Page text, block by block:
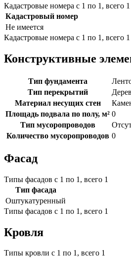
Кадастровые номера с 1 по 1, всего 1
Кадастровый номер
Не имеется
Кадастровые номера с 1 по 1, всего 1
Конструктивные
Тип фундамента
Тип перекрытий
Материал несущих стен
Площадь подвала по полу, м² 0
Тип мусоропроводов
Количество мусоропроводов 0
Фасад
Типы фасадов с 1 по 1, всего 1
Тип фасада
Оштукатуренный
Типы фасадов с 1 по 1, всего 1
Кровля
Типы кровли с 1 по 1, всего 1